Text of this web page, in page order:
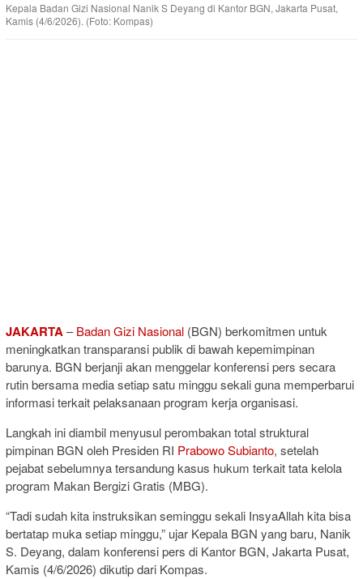
Kepala Badan Gizi Nasional Nanik S Deyang di Kantor BGN, Jakarta Pusat,
Kamis (4/6/2026). (Foto: Kompas)
JAKARTA–Badan Gizi Nasional (BGN) berkomitmen untuk
meningkatkan transparansi publik di bawah kepemimpinan
barunya. BGN berjanji akan menggelar konferensi pers secara
rutin bersama media setiap satu minggu sekali guna memperbarui
informasi terkait pelaksanaan program kerja organisasi.
Langkah ini diambil menyusul perombakan total struktural
pimpinan BGN oleh Presiden RI Prabowo Subianto, setelah
pejabat sebelumnya tersandung kasus hukum terkait tata kelola
program Makan Bergizi Gratis (MBG).
“Tadi sudah kita instruksikan seminggu sekali InsyaAllah kita bisa
bertatap muka setiap minggu,” ujar Kepala BGN yang baru, Nanik
S. Deyang, dalam konferensi pers di Kantor BGN, Jakarta Pusat,
Kamis (4/6/2026) dikutip dari Kompas.